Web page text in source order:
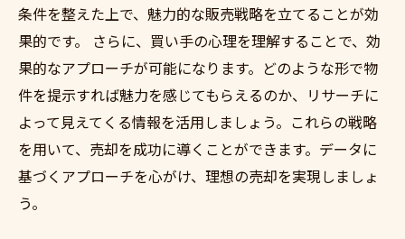
条件を整えた上で、魅力的な販売戦略を立てることが効
果的です。 さらに、買い手の心理を理解することで、効
果的なアプローチが可能になります。どのような形で物
件を提示すれば魅力を感じてもらえるのか、リサーチに
よって見えてくる情報を活用しましょう。これらの戦略
を用いて、売却を成功に導くことができます。データに
基づくアプローチを心がけ、理想の売却を実現しましょ
う。